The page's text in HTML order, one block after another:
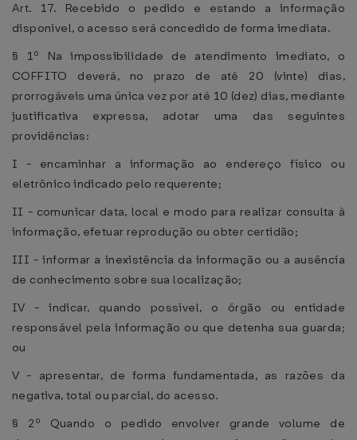
Art. 17. Recebido o pedido e estando a informação
disponível, o acesso será concedido de forma imediata.
§ 1º Na impossibilidade de atendimento imediato, o
COFFITO deverá, no prazo de até 20 (vinte) dias,
prorrogáveis uma única vez por até 10 (dez) dias, mediante
justificativa expressa, adotar uma das seguintes
providências:
I - encaminhar a informação ao endereço físico ou
eletrônico indicado pelo requerente;
II - comunicar data, local e modo para realizar consulta à
informação, efetuar reprodução ou obter certidão;
III - informar a inexistência da informação ou a ausência
de conhecimento sobre sua localização;
IV - indicar, quando possível, o órgão ou entidade
responsável pela informação ou que detenha sua guarda;
ou
V - apresentar, de forma fundamentada, as razões da
negativa, total ou parcial, do acesso.
§ 2º Quando o pedido envolver grande volume de